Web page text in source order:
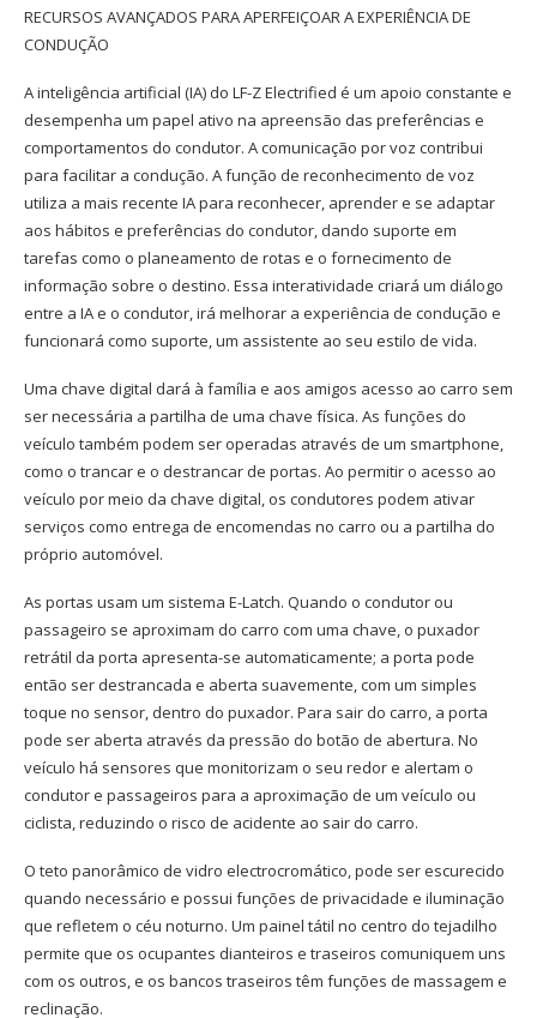
RECURSOS AVANÇADOS PARA APERFEIÇOAR A EXPERIÊNCIA DE
CONDUÇÃO
A inteligência artificial (IA) do LF-Z Electrified é um apoio constante e
desempenha um papel ativo na apreensão das preferências e
comportamentos do condutor. A comunicação por voz contribui
para facilitar a condução. A função de reconhecimento de voz
utiliza a mais recente IA para reconhecer, aprender e se adaptar
aos hábitos e preferências do condutor, dando suporte em
tarefas como o planeamento de rotas e o fornecimento de
informação sobre o destino. Essa interatividade criará um diálogo
entre a IA e o condutor, irá melhorar a experiência de condução e
funcionará como suporte, um assistente ao seu estilo de vida.
Uma chave digital dará à família e aos amigos acesso ao carro sem
ser necessária a partilha de uma chave física. As funções do
veículo também podem ser operadas através de um smartphone,
como o trancar e o destrancar de portas. Ao permitir o acesso ao
veículo por meio da chave digital, os condutores podem ativar
serviços como entrega de encomendas no carro ou a partilha do
próprio automóvel.
As portas usam um sistema E-Latch. Quando o condutor ou
passageiro se aproximam do carro com uma chave, o puxador
retrátil da porta apresenta-se automaticamente; a porta pode
então ser destrancada e aberta suavemente, com um simples
toque no sensor, dentro do puxador. Para sair do carro, a porta
pode ser aberta através da pressão do botão de abertura. No
veículo há sensores que monitorizam o seu redor e alertam o
condutor e passageiros para a aproximação de um veículo ou
ciclista, reduzindo o risco de acidente ao sair do carro.
O teto panorâmico de vidro electrocromático, pode ser escurecido
quando necessário e possui funções de privacidade e iluminação
que refletem o céu noturno. Um painel tátil no centro do tejadilho
permite que os ocupantes dianteiros e traseiros comuniquem uns
com os outros, e os bancos traseiros têm funções de massagem e
reclinação.